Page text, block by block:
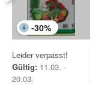
-30%
Leider verpasst!
Gültig: 11.03. -
20.03.